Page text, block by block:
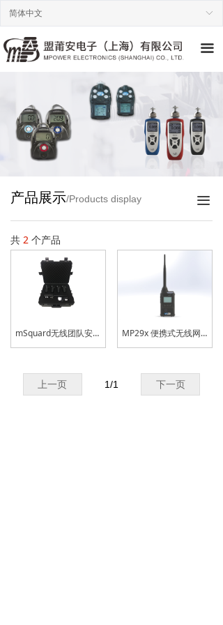
끀
首页
企业简介
产品展示
联系方式
ꀅ
简体中文
共 2 个产品
mSquard无线团队安全监控系统 MP29x 便携式无线网关
上一页 下一页
1/1
产品展示/Products display 끀